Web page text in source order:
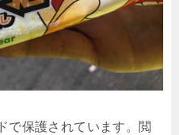
で保護されています。閲